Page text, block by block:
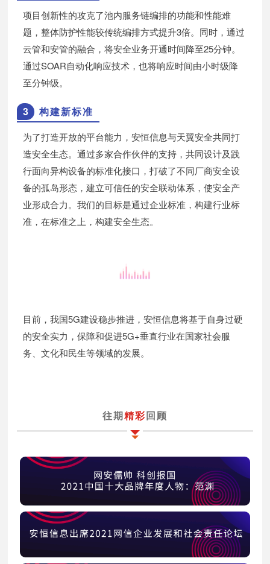
项目创新性的攻克了池内服务链编排的功能和性能难
题，整体防护性能较传统编排方式提升3倍。同时，通过
云管和安管的融合，将安全业务开通时间降至25分钟。
通过SOAR自动化响应技术，也将响应时间由小时级降
至分钟级。
3 构建新标准
为了打造开放的平台能力，安恒信息与天翼安全共同打
造安全生态。通过多家合作伙伴的支持，共同设计及践
行面向异构设备的标准化接口，打破了不同厂商安全设
备的孤岛形态，建立可信任的安全联动体系，使安全产
业形成合力。我们的目标是通过企业标准，构建行业标
准，在标准之上，构建安全生态。
目前，我国5G建设稳步推进，安恒信息将基于自身过硬
的安全实力，保障和促进5G+垂直行业在国家社会服
务、文化和民生等领域的发展。
往期精彩回顾